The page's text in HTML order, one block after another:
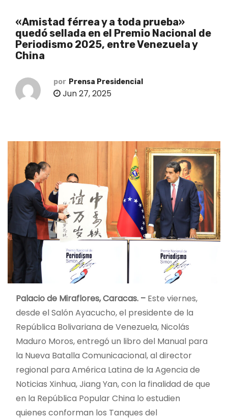
«Amistad férrea y a toda prueba»
quedó sellada en el Premio Nacional de
Periodismo 2025, entre Venezuela y
China
por Prensa Presidencial
Jun 27, 2025
Palacio de Miraflores, Caracas. – Este viernes,
desde el Salón Ayacucho, el presidente de la
República Bolivariana de Venezuela, Nicolás
Maduro Moros, entregó un libro del Manual para
la Nueva Batalla Comunicacional, al director
regional para América Latina de la Agencia de
Noticias Xinhua, Jiang Yan, con la finalidad de que
en la República Popular China lo estudien
quienes conforman los Tanques del